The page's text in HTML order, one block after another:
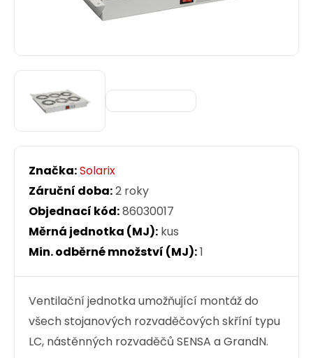
Značka:Solarix
Záruční doba:2 roky
Objednací kód:86030017
Měrná jednotka (MJ): kus
Min. odběrné množství (MJ):1
Ventilační jednotka umožňující montáž do
všech stojanových rozvaděčových skříní typu
LC, nástěnných rozvaděčů SENSA a GrandN.